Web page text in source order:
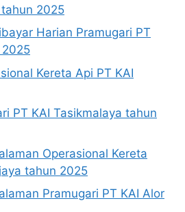
2025
Harian Pramugari PT
2025
Kereta Api PT KAI
PT KAI Tasikmalaya tahun
Operasional Kereta
tahun 2025
Pramugari PT KAI Alor